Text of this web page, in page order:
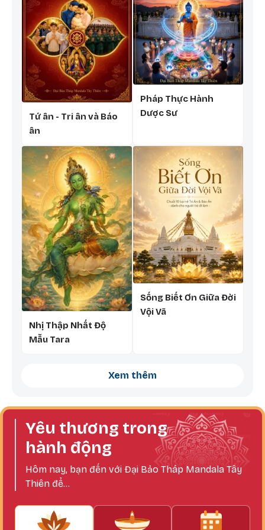
nhở mình: mình đã là Bồ Tát,
đã phát nguyện đi theo con
đường mà chư Phật và chư
Bồ Tát đã đi.
Tứ ân - Tri ân và Báo
ân
Pháp Thực Hành
Dược Sư
Nhị Thập Nhất Độ
Mẫu Tara
Sống Biết Ơn Giữa Đời
Vội Vã
Xem thêm
Yêu thương trong
hành động
Hôm nay, bạn đến với Đại Bảo Tháp Mandala Tây
Thiên để...